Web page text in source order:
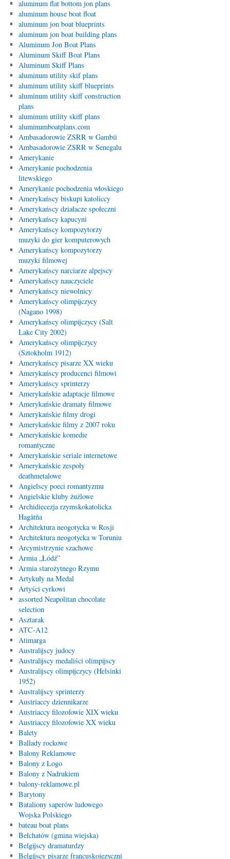
aluminum flat bottom jon plans
aluminum house boat float
aluminum jon boat blueprints
aluminum jon boat building plans
Aluminum Jon Boat Plans
Aluminum Skiff Boat Plans
Aluminum Skiff Plans
aluminum utility skif plans
aluminum utility skiff blueprints
aluminum utility skiff construction
plans
aluminum utility skiff plans
aluminumboatplans.com
Ambasadorowie ZSRR w Gambii
Ambasadorowie ZSRR w Senegalu
Amerykanie
Amerykanie pochodzenia
litewskiego
Amerykanie pochodzenia włoskiego
Amerykańscy biskupi katoliccy
Amerykańscy działacze społeczni
Amerykańscy kapucyni
Amerykańscy kompozytorzy
muzyki do gier komputerowych
Amerykańscy kompozytorzy
muzyki filmowej
Amerykańscy narciarze alpejscy
Amerykańscy nauczyciele
Amerykańscy niewolnicy
Amerykańscy olimpijczycy
(Nagano 1998)
Amerykańscy olimpijczycy (Salt
Lake City 2002)
Amerykańscy olimpijczycy
(Sztokholm 1912)
Amerykańscy pisarze XX wieku
Amerykańscy producenci filmowi
Amerykańscy sprinterzy
Amerykańskie adaptacje filmowe
Amerykańskie dramaty filmowe
Amerykańskie filmy drogi
Amerykańskie filmy z 2007 roku
Amerykańskie komedie
romantyczne
Amerykańskie seriale internetowe
Amerykańskie zespoły
deathmetalowe
Angielscy poeci romantyzmu
Angielskie kluby żużlowe
Archidiecezja rzymskokatolicka
Hagåtña
Architektura neogotycka w Rosji
Architektura neogotycka w Toruniu
Arcymistrzynie szachowe
Armia „Łódź”
Armia starożytnego Rzymu
Artykuły na Medal
Artyści cyrkowi
assorted Neapolitan chocolate
selection
Asztarak
ATC-A12
Atimarga
Australijscy judocy
Australijscy medaliści olimpijscy
Australijscy olimpijczycy (Helsinki
1952)
Australijscy sprinterzy
Austriaccy dziennikarze
Austriaccy filozofowie XIX wieku
Austriaccy filozofowie XX wieku
Balety
Ballady rockowe
Balony Reklamowe
Balony z Logo
Balony z Nadrukiem
balony-reklamowe.pl
Barytony
Bataliony saperów ludowego
Wojska Polskiego
bateau boat plans
Bełchatów (gmina wiejska)
Belgijscy dramaturdzy
Belgijscy pisarze francuskojęzyczni